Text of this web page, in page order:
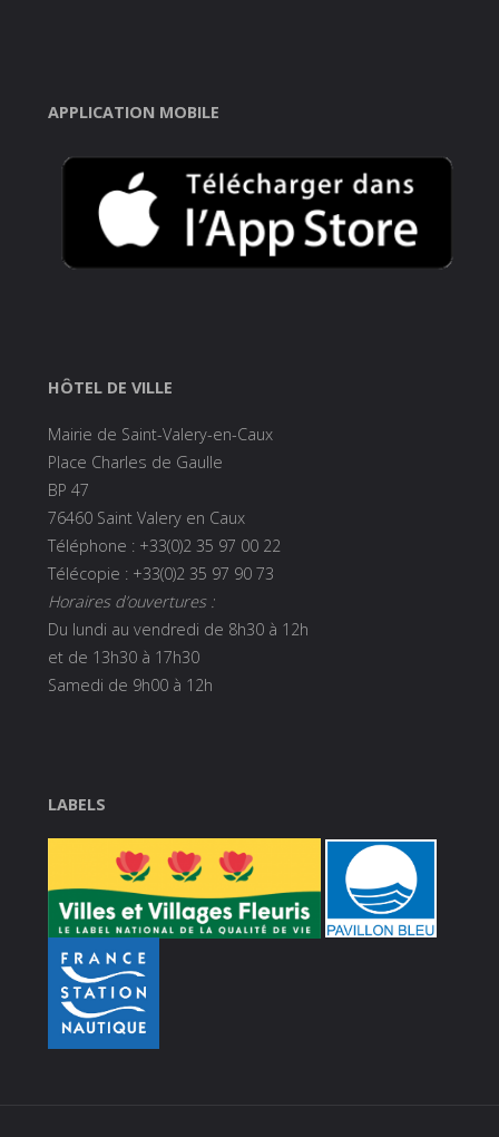
APPLICATION MOBILE
HÔTEL DE VILLE
Mairie de Saint-Valery-en-Caux
Place Charles de Gaulle
BP 47
76460 Saint Valery en Caux
Téléphone : +33(0)2 35 97 00 22
Télécopie : +33(0)2 35 97 90 73
Horaires d’ouvertures :
Du lundi au vendredi de 8h30 à 12h
et de 13h30 à 17h30
Samedi de 9h00 à 12h
LABELS